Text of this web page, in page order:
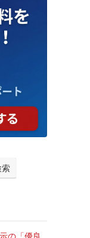
索